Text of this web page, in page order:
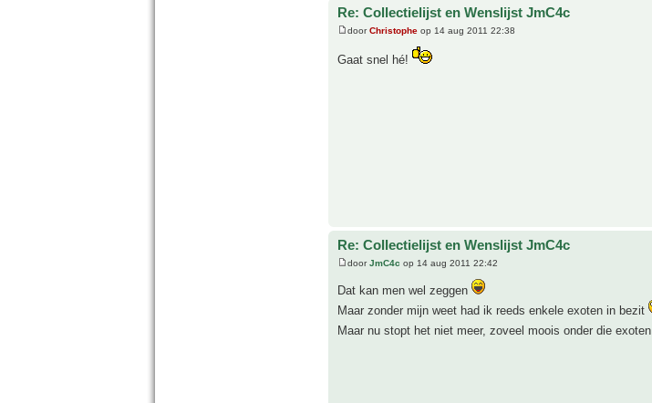
Re: Collectielijst en Wenslijst JmC4c
doorChristophe op 14 aug 2011 22:38
Gaat snel hé!
Re: Collectielijst en Wenslijst JmC4c
doorJmC4c op 14 aug 2011 22:42
Dat kan men wel zeggen
Maar zonder mijn weet had ik reeds enkele exoten in bezit
Maar nu stopt het niet meer, zoveel moois onder die exoten